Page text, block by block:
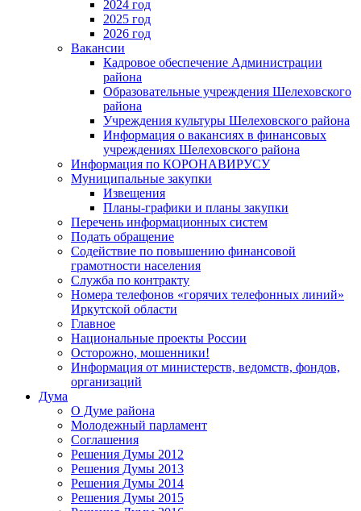
2024 год
2025 год
2026 год
Вакансии
Кадровое обеспечение Администрации
района
Образовательные учреждения Шелеховского
района
Учреждения культуры Шелеховского района
Информация о вакансиях в финансовых
учреждениях Шелеховского района
Информация по КОРОНАВИРУСУ
Муниципальные закупки
Извещения
Планы-графики и планы закупки
Перечень информационных систем
Подать обращение
Содействие по повышению финансовой
грамотности населения
Служба по контракту
Номера телефонов «горячих телефонных линий»
Иркутской области
Главное
Национальные проекты России
Осторожно, мошенники!
Информация от министерств, ведомств, фондов,
организаций
Дума
О Думе района
Молодежный парламент
Соглашения
Решения Думы 2012
Решения Думы 2013
Решения Думы 2014
Решения Думы 2015